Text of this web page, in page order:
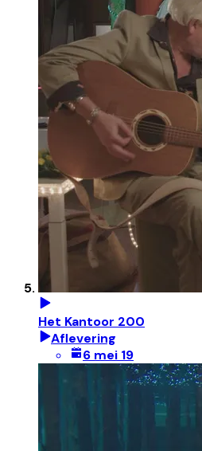
Het Kantoor 200
Aflevering
6 mei 19